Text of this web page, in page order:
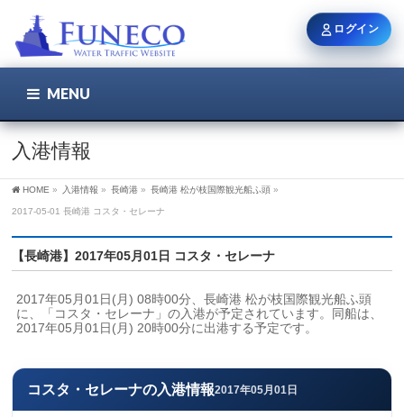
MENU
入港情報
HOME » 入港情報 » 長崎港 » 長崎港 松が枝国際観光船ふ頭 »
2017-05-01 長崎港 コスタ・セレーナ
【長崎港】2017年05月01日 コスタ・セレーナ
2017年05月01日(月) 08時00分、長崎港 松が枝国際観光船ふ頭
に、「コスタ・セレーナ」の入港が予定されています。同船は、
2017年05月01日(月) 20時00分に出港する予定です。
コスタ・セレーナの入港情報2017年05月01日
ログイン
ユーザー名 / メール
新規登録 パスワードを忘れた方